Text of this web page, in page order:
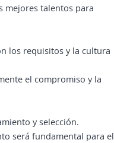
mejores talentos para
los requisitos y la cultura
el compromiso y la
y selección.
será fundamental para el